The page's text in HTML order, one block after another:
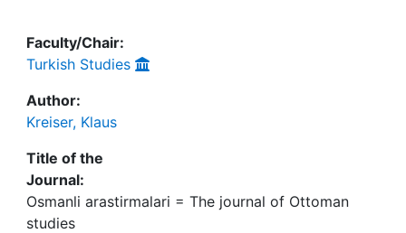
Faculty/Chair:
Turkish Studies
Author:
Kreiser, Klaus
Title of the
Journal:
Osmanli arastirmalari = The journal of Ottoman
studies